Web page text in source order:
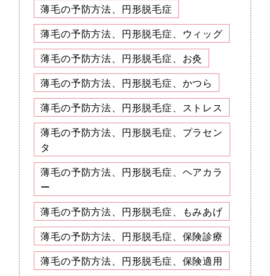
薄毛の予防方法、円形脱毛症
薄毛の予防方法、円形脱毛症、ウィッグ
薄毛の予防方法、円形脱毛症、お灸
薄毛の予防方法、円形脱毛症、かつら
薄毛の予防方法、円形脱毛症、ストレス
薄毛の予防方法、円形脱毛症、プラセン
タ
薄毛の予防方法、円形脱毛症、ヘアカラ
ー
薄毛の予防方法、円形脱毛症、もみあげ
薄毛の予防方法、円形脱毛症、保険診療
薄毛の予防方法、円形脱毛症、保険適用